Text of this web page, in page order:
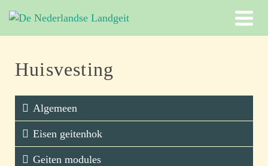
Huisvesting
Algemeen
Eisen geitenhok
Geiten modules